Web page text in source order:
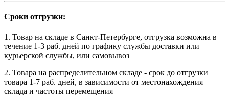
Сроки отгрузки:
1. Товар на складе в Санкт-Петербурге, отгрузка возможна в
течение 1-3 раб. дней по графику службы доставки или
курьерской службы, или самовывоз
2. Товара на распределительном складе - срок до отгрузки
товара 1-7 раб. дней, в зависимости от местонахождения
склада и частоты перемещения